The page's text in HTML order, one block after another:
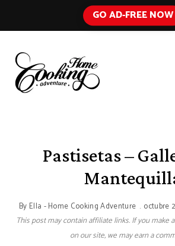
GO AD-FREE NOW
IngredientsPastisetas –
By Ella - Home Cooking Adventure octubre
This post may contain affiliate links. If you make
on our site, we may earn a